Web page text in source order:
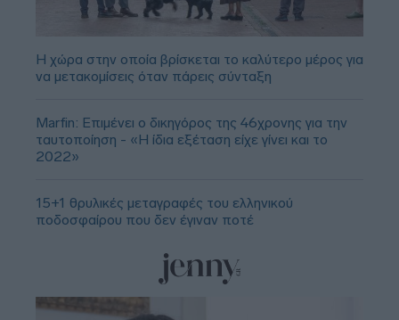
Η χώρα στην οποία βρίσκεται το καλύτερο μέρος για
να μετακομίσεις όταν πάρεις σύνταξη
Marfin: Επιμένει ο δικηγόρος της 46χρονης για την
ταυτοποίηση - «Η ίδια εξέταση είχε γίνει και το
2022»
15+1 θρυλικές μεταγραφές του ελληνικού
ποδοσφαίρου που δεν έγιναν ποτέ